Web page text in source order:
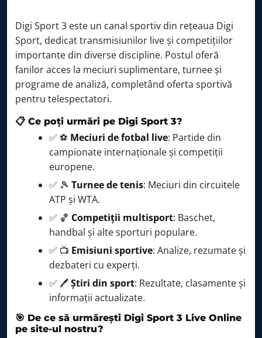
Digi Sport 3 este un canal sportiv din rețeaua Digi
Sport, dedicat transmisiunilor live și competițiilor
importante din diverse discipline. Postul oferă
fanilor acces la meciuri suplimentare, turnee și
programe de analiză, completând oferta sportivă
pentru telespectatori.
📋 Ce poți urmări pe Digi Sport 3?
✅ ⚽ Meciuri de fotbal live: Partide din
campionate internaționale și competiții
europene.
✅ 🎾 Turnee de tenis: Meciuri din circuitele
ATP și WTA.
✅ 🏀 Competiții multisport: Baschet,
handbal și alte sporturi populare.
✅ 📺 Emisiuni sportive: Analize, rezumate și
dezbateri cu experți.
✅ 🖊️Știri din sport: Rezultate, clasamente și
informații actualizate.
🎯 De ce să urmărești Digi Sport 3 Live Online
pe site-ul nostru?